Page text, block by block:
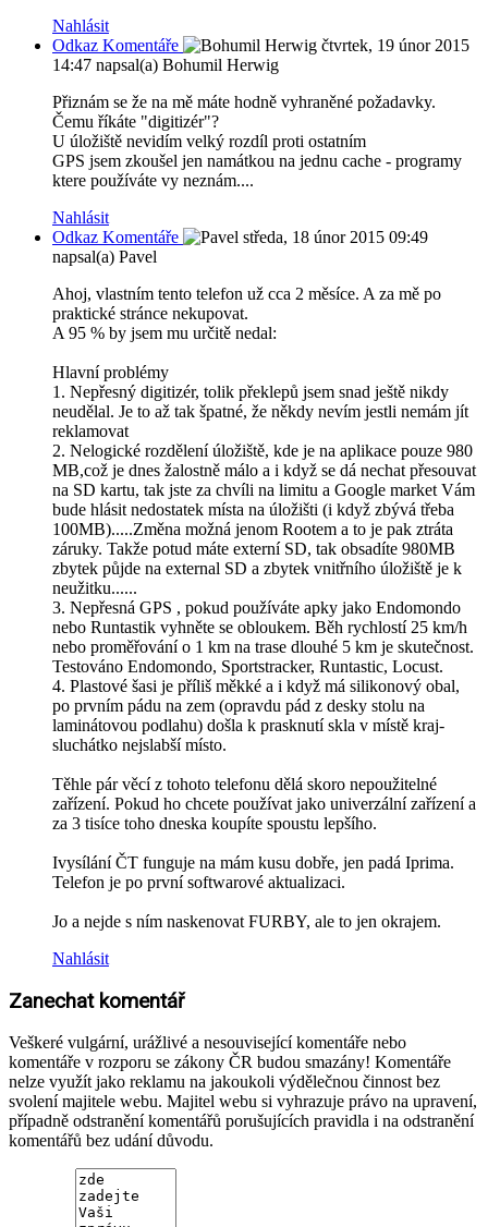
Nahlásit
Odkaz Komentáře
čtvrtek, 19 únor 2015
14:47 napsal(a) Bohumil Herwig
Přiznám se že na mě máte hodně vyhraněné požadavky.
Čemu říkáte "digitizér"?
U úložiště nevidím velký rozdíl proti ostatním
GPS jsem zkoušel jen namátkou na jednu cache - programy
ktere používáte vy neznám....
Nahlásit
Odkaz Komentáře
středa, 18 únor 2015 09:49
napsal(a) Pavel
Ahoj, vlastním tento telefon už cca 2 měsíce. A za mě po
praktické stránce nekupovat.
A 95 % by jsem mu určitě nedal:
Hlavní problémy
1. Nepřesný digitizér, tolik překlepů jsem snad ještě nikdy
neudělal. Je to až tak špatné, že někdy nevím jestli nemám jít
reklamovat
2. Nelogické rozdělení úložiště, kde je na aplikace pouze 980
MB,což je dnes žalostně málo a i když se dá nechat přesouvat
na SD kartu, tak jste za chvíli na limitu a Google market Vám
bude hlásit nedostatek místa na úložišti (i když zbývá třeba
100MB).....Změna možná jenom Rootem a to je pak ztráta
záruky. Takže potud máte externí SD, tak obsadíte 980MB
zbytek půjde na external SD a zbytek vnitřního úložiště je k
neužitku......
3. Nepřesná GPS , pokud používáte apky jako Endomondo
nebo Runtastik vyhněte se obloukem. Běh rychlostí 25 km/h
nebo proměřování o 1 km na trase dlouhé 5 km je skutečnost.
Testováno Endomondo, Sportstracker, Runtastic, Locust.
4. Plastové šasi je příliš měkké a i když má silikonový obal,
po prvním pádu na zem (opravdu pád z desky stolu na
laminátovou podlahu) došla k prasknutí skla v místě kraj-
sluchátko nejslabší místo.
Těhle pár věcí z tohoto telefonu dělá skoro nepoužitelné
zařízení. Pokud ho chcete používat jako univerzální zařízení a
za 3 tisíce toho dneska koupíte spoustu lepšího.
Ivysílání ČT funguje na mám kusu dobře, jen padá Iprima.
Telefon je po první softwarové aktualizaci.
Jo a nejde s ním naskenovat FURBY, ale to jen okrajem.
Nahlásit
Zanechat komentář
Veškeré vulgární, urážlivé a nesouvisející komentáře nebo
komentáře v rozporu se zákony ČR budou smazány! Komentáře
nelze využít jako reklamu na jakoukoli výdělečnou činnost bez
svolení majitele webu. Majitel webu si vyhrazuje právo na upravení,
případně odstranění komentářů porušujících pravidla i na odstranění
komentářů bez udání důvodu.